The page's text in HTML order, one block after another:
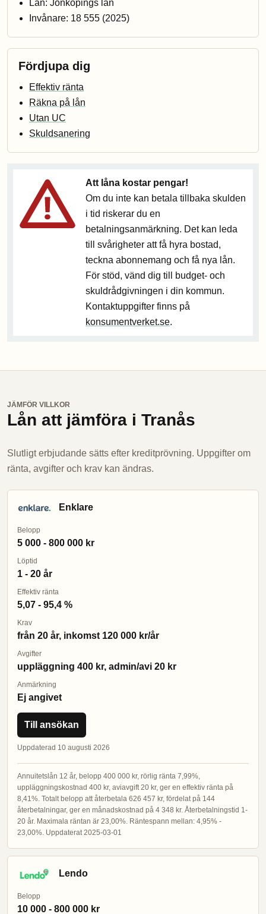
Län: Jönköpings län
Invånare: 18 555 (2025)
Fördjupa dig
Effektiv ränta
Räkna på lån
Utan UC
Skuldsanering
Att låna kostar pengar!
Om du inte kan betala tillbaka skulden
i tid riskerar du en
betalningsanmärkning. Det kan leda
till svårigheter att få hyra bostad,
teckna abonnemang och få nya lån.
För stöd, vänd dig till budget- och
skuldrådgivningen i din kommun.
Kontaktuppgifter finns på
konsumentverket.se.
JÄMFÖR VILLKOR
Lån att jämföra i Tranås
Slutligt erbjudande sätts efter kreditprövning. Uppgifter om
ränta, avgifter och krav kan ändras.
Enklare
Belopp
5 000 - 800 000 kr
Löptid
1 - 20 år
Effektiv ränta
5,07 - 95,4 %
Krav
från 20 år, inkomst 120 000 kr/år
Avgifter
uppläggning 400 kr, admin/avi 20 kr
Anmärkning
Ej angivet
Till ansökan
Uppdaterad 10 augusti 2026
Annuitetslån 12 år, belopp 400 000 kr, rörlig ränta 7,99%,
uppläggningskostnad 400 kr, aviavgift 20 kr, ger en effektiv ränta på
8,41%. Totalt belopp att återbetala 626 457 kr, fördelat på 144
återbetalningar, ger en månadskostnad på 4 348 kr. Återbetalningstid 1-
20 år. Maximala räntan är 23,00%. Räntespann mellan: 4,95% -
23,00%. Uppdaterat 2025-03-01
Lendo
Belopp
10 000 - 800 000 kr